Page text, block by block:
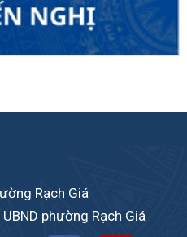
Rạch Giá
phường Rạch Giá